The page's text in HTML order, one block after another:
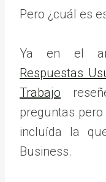
Pero ¿cuál es
Ya en el
Respuestas
Trabajo
preguntas
incluída la
Business.